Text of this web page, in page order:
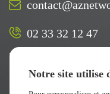
Notre site utilise
02 33 32 12 47
Suivez-nous sur